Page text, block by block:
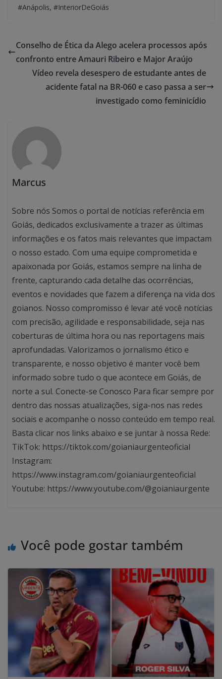
#Anápolis, #InteriorDeGoiás
Conselho de Ética da Alego acelera processos após
confronto entre Amauri Ribeiro e Major Araújo
Vídeo revela desespero de estudante antes de
acidente fatal na BR-060 e caso passa a ser
investigado como feminicídio
Marcus
Sobre nós Somos o portal de notícias referência em
Goiás, dedicados exclusivamente a trazer as últimas
informações e os fatos mais relevantes que impactam
o nosso estado. Com uma equipe comprometida e
apaixonada por Goiás, estamos sempre na linha de
frente, capturando cada detalhe das ocorrências,
eventos e novidades que fazem a diferença na vida dos
goianos. Nosso compromisso é levar até você notícias
com precisão, agilidade e responsabilidade, seja nas
coberturas de última hora ou nas reportagens mais
aprofundadas. Valorizamos o jornalismo ético e
transparente, e nosso objetivo é manter você bem
informado sobre tudo o que acontece em Goiás, de
norte a sul. Conecte-se Conosco Para ficar sempre por
dentro das nossas atualizações, siga-nos nas redes
sociais e acompanhe o nosso conteúdo em tempo real.
Basta clicar nos links abaixo e se juntar à nossa Rede:
TikTok: https://tiktok.com/goianiaurgenteoficial
Instagram:
https://www.instagram.com/goianiaurgenteoficial
Youtube: https://www.youtube.com/@goianiaurgente
Você pode gostar também